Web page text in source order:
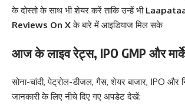
के दोस्तो के साथ भी शेयर करें ताकि उन्हें भी
Reviews On X के बारे में आइडियाज मिल सके
आज के लाइव रेट्स, IPO GMP और
सोना-चांदी, पेट्रोल-डीजल, गैस, शेयर बाजार, IPO और
जानकारी के लिए नीचे दिए गए अपडेट देखें: